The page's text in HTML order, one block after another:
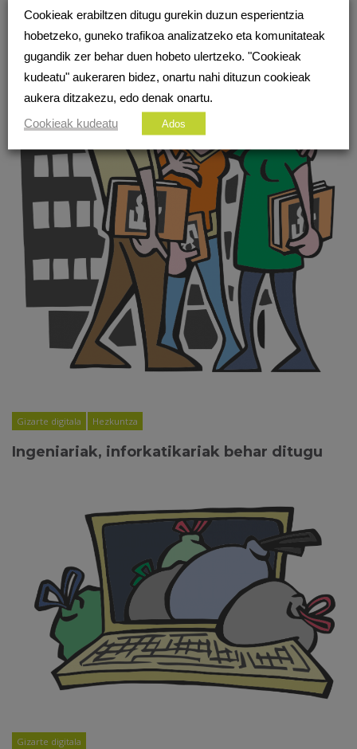
Gizarte digitala Hezkuntza
Ingeniariak, inforkatikariak behar ditugu
Gizarte digitala
Cookieak erabiltzen ditugu gurekin duzun esperientzia
hobetzeko, guneko trafikoa analizatzeko eta komunitateak
gugandik zer behar duen hobeto ulertzeko. "Cookieak
kudeatu" aukeraren bidez, onartu nahi dituzun cookieak
aukera ditzakezu, edo denak onartu.
Cookieak kudeatu
Ados